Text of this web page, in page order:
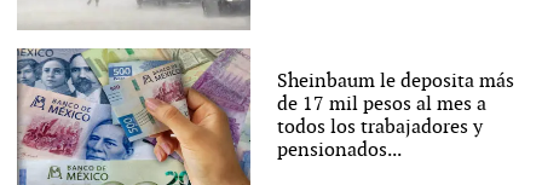
Sheinbaum le deposita más
de 17 mil pesos al mes a
todos los trabajadores y
pensionados...